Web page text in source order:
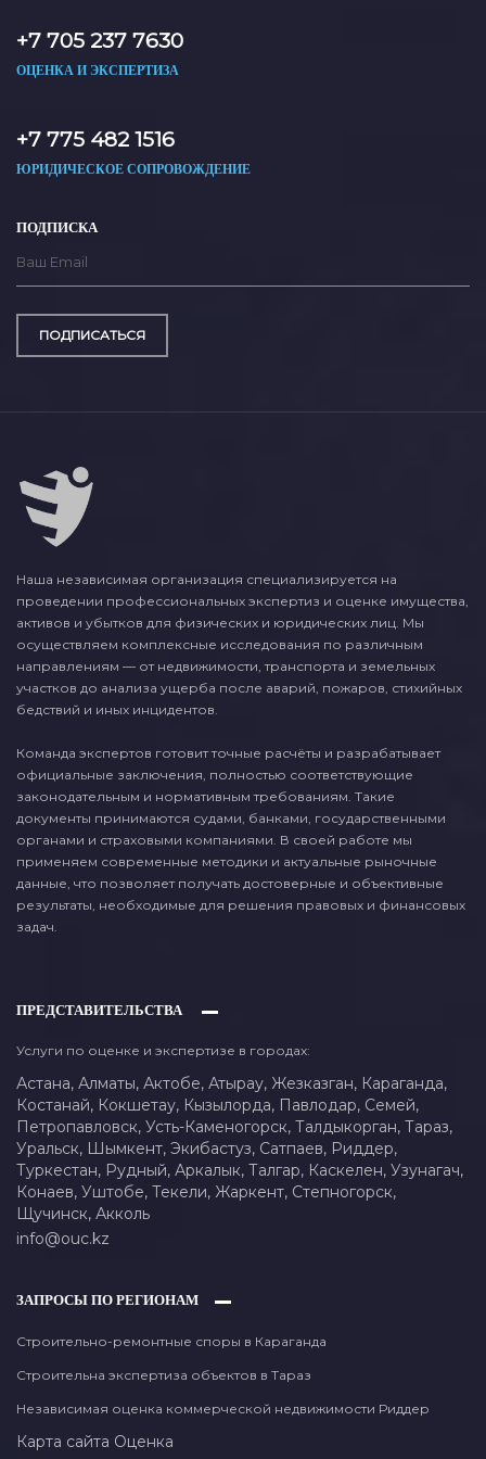
+7 705 237 7630
ОЦЕНКА И ЭКСПЕРТИЗА
+7 775 482 1516
ЮРИДИЧЕСКОЕ СОПРОВОЖДЕНИЕ
ПОДПИСКА
ПОДПИСАТЬСЯ
Наша независимая организация специализируется на
проведении профессиональных экспертиз и оценке имущества,
активов и убытков для физических и юридических лиц. Мы
осуществляем комплексные исследования по различным
направлениям — от недвижимости, транспорта и земельных
участков до анализа ущерба после аварий, пожаров, стихийных
бедствий и иных инцидентов.
Команда экспертов готовит точные расчёты и разрабатывает
официальные заключения, полностью соответствующие
законодательным и нормативным требованиям. Такие
документы принимаются судами, банками, государственными
органами и страховыми компаниями. В своей работе мы
применяем современные методики и актуальные рыночные
данные, что позволяет получать достоверные и объективные
результаты, необходимые для решения правовых и финансовых
задач.
ПРЕДСТАВИТЕЛЬСТВА
Услуги по оценке и экспертизе в городах:
Астана, Алматы, Актобе, Атырау, Жезказган, Караганда,
Костанай, Кокшетау, Кызылорда, Павлодар, Семей,
Петропавловск, Усть-Каменогорск, Талдыкорган, Тараз,
Уральск, Шымкент, Экибастуз, Сатпаев, Риддер,
Туркестан, Рудный, Аркалык, Талгар, Каскелен, Узунагач,
Конаев, Уштобе, Текели, Жаркент, Степногорск,
Щучинск, Акколь
info@ouc.kz
ЗАПРОСЫ ПО РЕГИОНАМ
Строительно-ремонтные споры в Караганда
Строительна экспертиза объектов в Тараз
Независимая оценка коммерческой недвижимости Риддер
Карта сайта Оценка